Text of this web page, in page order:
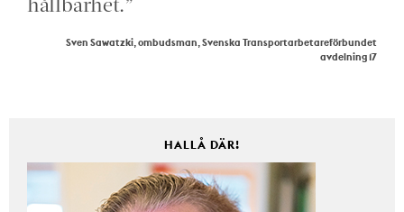
Sven Sawatzki, ombudsman, Svenska Transportarbetareförbundet
avdelning 17
HALLÅ DÄR!